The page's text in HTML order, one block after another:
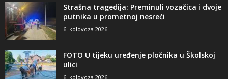
Strašna tragedija: Preminuli vozačica i dvoje
putnika u prometnoj nesreći
6. kolovoza 2026
FOTO U tijeku uređenje pločnika u Školskoj
ulici
6. kolovoza 2026